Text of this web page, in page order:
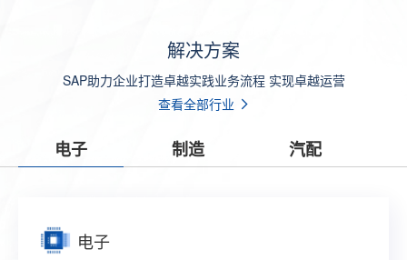
解决方案
SAP助力企业打造卓越实践业务流程 实现卓越运营
查看全部行业
电子 制造 汽配
电子
制造
汽配
零售
贸易